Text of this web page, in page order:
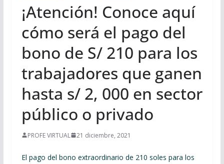
¡Atención! Conoce aquí
cómo será el pago del
bono de S/ 210 para los
trabajadores que ganen
hasta s/ 2, 000 en sector
público o privado
PROFE VIRTUAL 21 diciembre, 2021
El pago del bono extraordinario de 210 soles para los